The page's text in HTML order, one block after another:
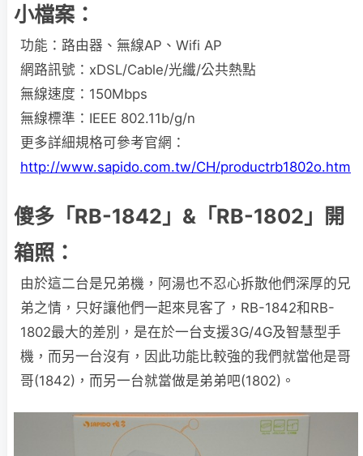
小檔案：
功能：路由器、無線AP、Wifi AP
網路訊號：xDSL/Cable/光纖/公共熱點
無線速度：150Mbps
無線標準：IEEE 802.11b/g/n
更多詳細規格可參考官網：
http://www.sapido.com.tw/CH/productrb1802o.htm
傻多「RB-1842」&「RB-1802」開
箱照：
由於這二台是兄弟機，阿湯也不忍心拆散他們深厚的兄
弟之情，只好讓他們一起來見客了，RB-1842和RB-
1802最大的差別，是在於一台支援3G/4G及智慧型手
機，而另一台沒有，因此功能比較強的我們就當他是哥
哥(1842)，而另一台就當做是弟弟吧(1802)。